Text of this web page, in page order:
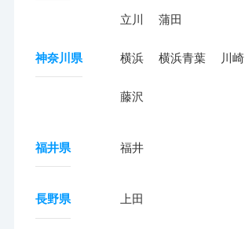
立川 蒲田
神奈川県 横浜 横浜青葉 川崎
藤沢
福井県 福井
長野県 上田